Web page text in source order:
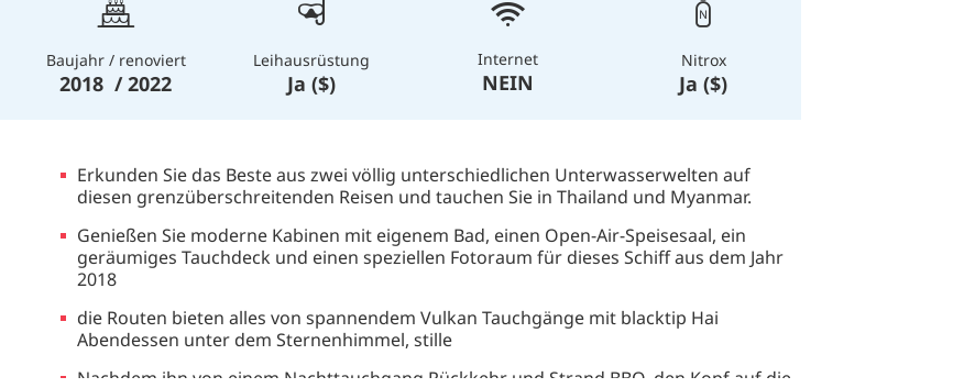
Baujahr / renoviert
2018 / 2022
Leihausrüstung
Ja ($)
Internet
NEIN
Nitrox
Ja ($)
Erkunden Sie das Beste aus zwei völlig unterschiedlichen Unterwasserwelten auf
diesen grenzüberschreitenden Reisen und tauchen Sie in Thailand und Myanmar.
Genießen Sie moderne Kabinen mit eigenem Bad, einen Open-Air-Speisesaal, ein
geräumiges Tauchdeck und einen speziellen Fotoraum für dieses Schiff aus dem Jahr
2018
die Routen bieten alles von spannendem Vulkan Tauchgänge mit blacktip Hai
Abendessen unter dem Sternenhimmel, stille
Nachdem ihn von einem Nachttauchgang Rückkehr und Strand BBQ, den Kopf auf die